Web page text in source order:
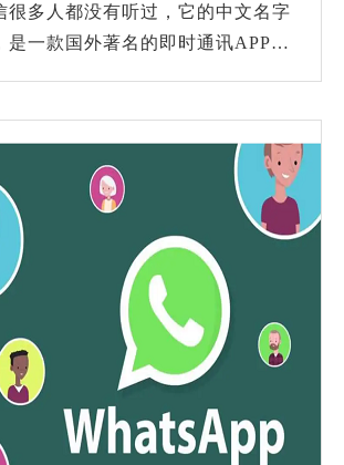
很多人都没有听过，它的中文名字
是一款国外著名的即时通讯APP，